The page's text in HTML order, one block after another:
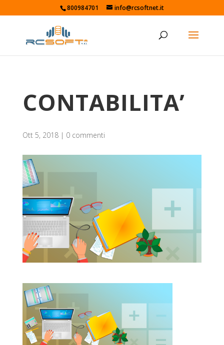
800984701 info@rcsoftnet.it
CONTABILITA’
Ott 5, 2018| 0 commenti